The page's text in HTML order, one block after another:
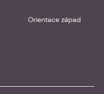
Orientace západ